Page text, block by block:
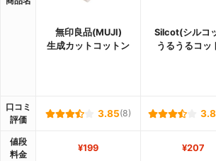
無印良品(MUJI)
生成カットコットン
Silcot(シルコ
うるうるコッ
口コミ
評価
3.85(8)
値段
料金
¥199 ¥207